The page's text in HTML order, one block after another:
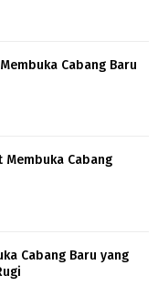
Cabang Baru
Membuka Cabang
Cabang Baru yang